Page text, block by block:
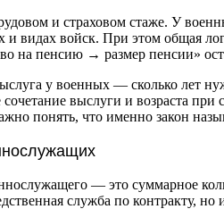
и страховом стаже. У
и видах войск. При этом общая
на пенсию → размер пенсии»
у военных — сколько лет
выслуги и возраста
понять, что именно закон
— это суммарное
служба по контракту,